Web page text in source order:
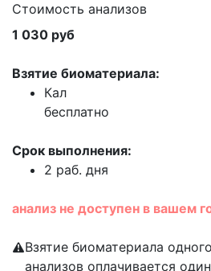
Стоимость анализов
1 030 руб
Взятие биоматериала:
Кал
бесплатно
Срок выполнения:
2 раб. дня
анализ не доступен в вашем
Взятие биоматериала
анализов оплачивается